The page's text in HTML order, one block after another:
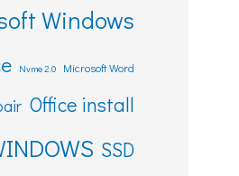
Windows
Microsoft Word
Nvme 2.0
Office install
SSD